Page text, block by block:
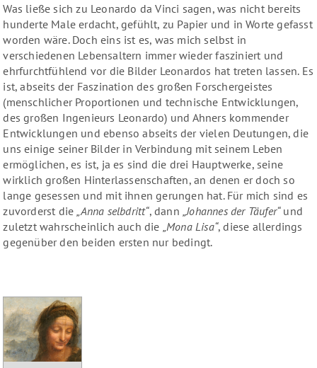
Was ließe sich zu Leonardo da Vinci sagen, was nicht bereits
hunderte Male erdacht, gefühlt, zu Papier und in Worte gefasst
worden wäre. Doch eins ist es, was mich selbst in
verschiedenen Lebensaltern immer wieder fasziniert und
ehrfurchtfühlend vor die Bilder Leonardos hat treten lassen. Es
ist, abseits der Faszination des großen Forschergeistes
(menschlicher Proportionen und technische Entwicklungen,
des großen Ingenieurs Leonardo) und Ahners kommender
Entwicklungen und ebenso abseits der vielen Deutungen, die
uns einige seiner Bilder in Verbindung mit seinem Leben
ermöglichen, es ist, ja es sind die drei Hauptwerke, seine
wirklich großen Hinterlassenschaften, an denen er doch so
lange gesessen und mit ihnen gerungen hat. Für mich sind es
zuvorderst die „Anna selbdritt“, dann „Johannes der Täufer“und
zuletzt wahrscheinlich auch die „Mona Lisa“, diese allerdings
gegenüber den beiden ersten nur bedingt.